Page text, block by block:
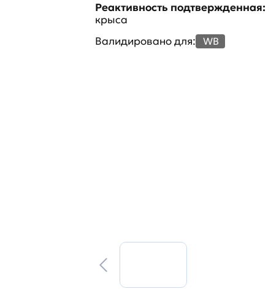
Реактивность подтвержденная:
крыса
Валидировано для: WB